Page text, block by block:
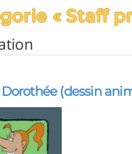
« Staff
(dessin